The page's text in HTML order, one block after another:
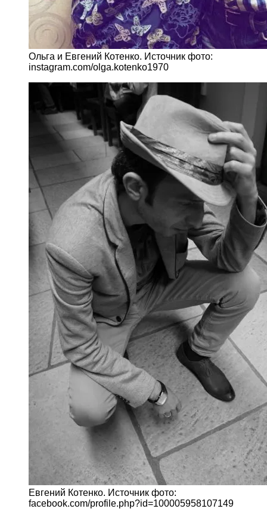
Ольга и Евгений Котенко. Источник фото:
instagram.com/olga.kotenko1970
Евгений Котенко. Источник фото:
facebook.com/profile.php?id=100005958107149